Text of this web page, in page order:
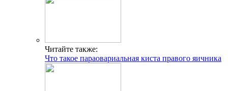
Читайте также:
Что такое параовариальная киста правого яичника